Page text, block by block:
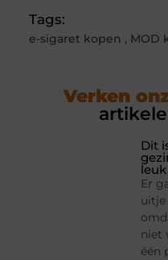
Tags:
e-sigaret kopen , MOD
Verken
Dit
leuk
Er
uitje
niet
één